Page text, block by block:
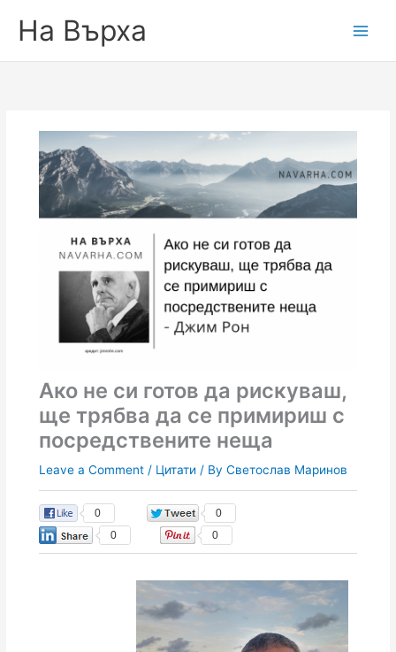
На Върха
Ако не си готов да рискуваш,
ще трябва да се примириш с
посредствените неща
Leave a Comment / Цитати / By Светослав Маринов
0
0
0
0